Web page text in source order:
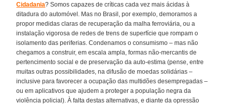
Cidadania? Somos capazes de críticas cada vez mais ácidas à
ditadura do automóvel. Mas no Brasil, por exemplo, demoramos a
propor medidas claras de recuperação da malha ferroviária, ou a
instalação vigorosa de redes de trens de superfície que rompam o
isolamento das periferias. Condenamos o consumismo – mas não
chegamos a construir, em escala ampla, formas não-mercantis de
pertencimento social e de preservação da auto-estima (pense, entre
muitas outras possibilidades, na difusão de moedas solidárias –
inclusive para favorecer a ocupação das multidões desempregadas –
ou em aplicativos que ajudem a proteger a população negra da
violência policial). À falta destas alternativas, e diante da opressão